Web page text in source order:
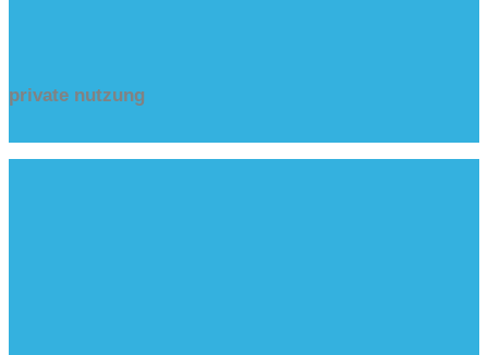
private nutzung